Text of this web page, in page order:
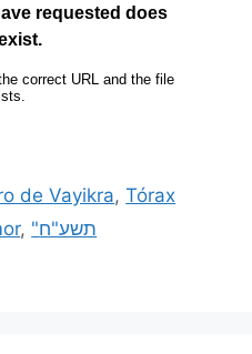
de Vayikra,Tórax
,
"תשע"ח